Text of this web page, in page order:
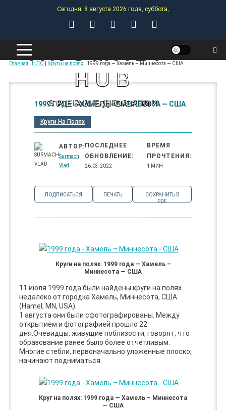
Сегодня: 8 августа 2026 года, суббота,
ANOMALY-
HUB
ЗА ПРЕДЕЛАМИ РЕАЛЬНОСТИ
Главная НЛО Круги на полях| 1999 года — Хамель – Миннесота — США
1999 ГОДА — ХАМЕЛЬ – МИННЕСОТА — США
Круги На Полях
АВТОР:
Surmach
Vlad
ПОСЛЕДНЕЕ
ОБНОВЛЕНИЕ:
26.03.2022
ВРЕМЯ
ПРОЧТЕНИЯ:
1 МИН
ПОДПИСАТЬСЯ ПЕЧАТЬ
СОХРАНИТЬ В
PDF
Круги на полях: 1999 года — Хамель –
Миннесота — США
11 июля 1999 года были найдены круги на полях
недалеко от городка Хамель, Миннесота, США
(Hamel, MN, USA).
1 августа они были сфотографированы. Между
открытием и фотографией прошло 22
дня.Очевидцы, живущие поблизости, говорят, что
образование ранее было более отчетливым.
Многие стебли, первоначально уложенные плоско,
начинают подниматься.
Круг на полях: 1999 года — Хамель – Миннесота
— США